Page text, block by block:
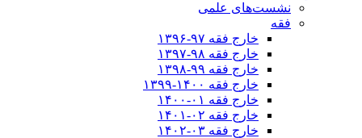
نشست‌های علمی
فقه
خارج فقه ۹۷-۱۳۹۶
خارج فقه ۹۸-۱۳۹۷
خارج فقه ۹۹-۱۳۹۸
خارج فقه ۱۴۰۰-۱۳۹۹
خارج فقه ۰۱-۱۴۰۰
خارج فقه ۰۲-۱۴۰۱
خارج فقه ۰۳-۱۴۰۲